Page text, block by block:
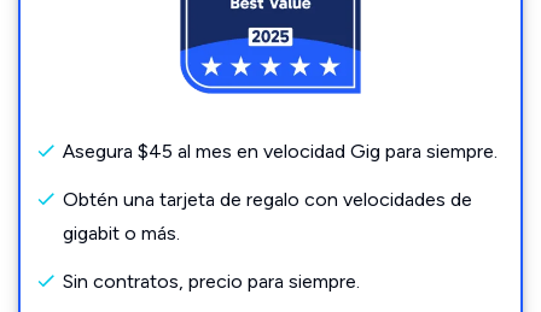
Asegura $45 al mes en velocidad Gig para siempre.
Obtén una tarjeta de regalo con velocidades de
gigabit o más.
Sin contratos, precio para siempre.